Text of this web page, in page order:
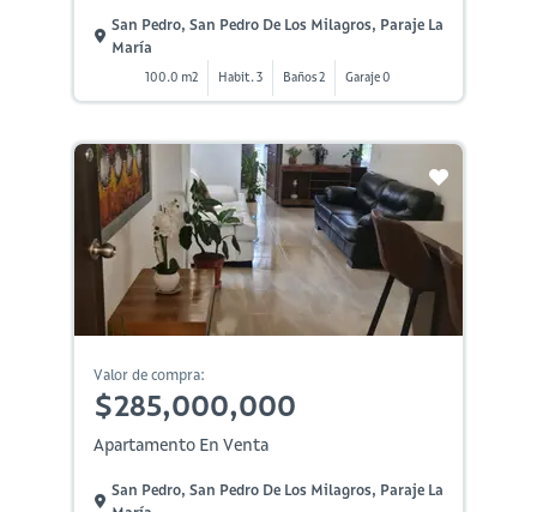
San Pedro, San Pedro De Los Milagros, Paraje La
María
100.0 m2 Habit. 3 Baños 2 Garaje 0
Valor de compra:
$285,000,000
Apartamento En Venta
San Pedro, San Pedro De Los Milagros, Paraje La